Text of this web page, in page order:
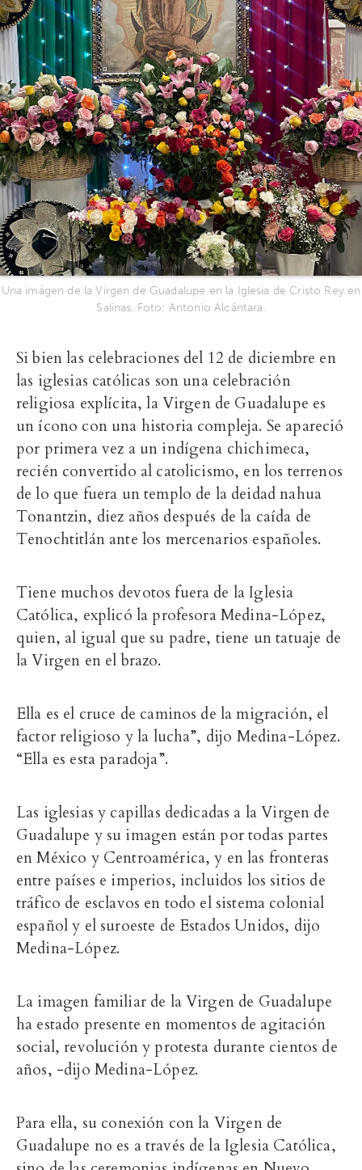
Una imágen de la Virgen de Guadalupe en la Iglesia de Cristo Rey en
Salinas. Foto: Antonio Alcántara.
Si bien las celebraciones del 12 de diciembre en
las iglesias católicas son una celebración
religiosa explícita, la Virgen de Guadalupe es
un ícono con una historia compleja. Se apareció
por primera vez a un indígena chichimeca,
recién convertido al catolicismo, en los terrenos
de lo que fuera un templo de la deidad nahua
Tonantzin, diez años después de la caída de
Tenochtitlán ante los mercenarios españoles.
Tiene muchos devotos fuera de la Iglesia
Católica, explicó la profesora Medina-López,
quien, al igual que su padre, tiene un tatuaje de
la Virgen en el brazo.
Ella es el cruce de caminos de la migración, el
factor religioso y la lucha”, dijo Medina-López.
“Ella es esta paradoja”.
Las iglesias y capillas dedicadas a la Virgen de
Guadalupe y su imagen están por todas partes
en México y Centroamérica, y en las fronteras
entre países e imperios, incluidos los sitios de
tráfico de esclavos en todo el sistema colonial
español y el suroeste de Estados Unidos, dijo
Medina-López.
La imagen familiar de la Virgen de Guadalupe
ha estado presente en momentos de agitación
social, revolución y protesta durante cientos de
años, -dijo Medina-López.
Para ella, su conexión con la Virgen de
Guadalupe no es a través de la Iglesia Católica,